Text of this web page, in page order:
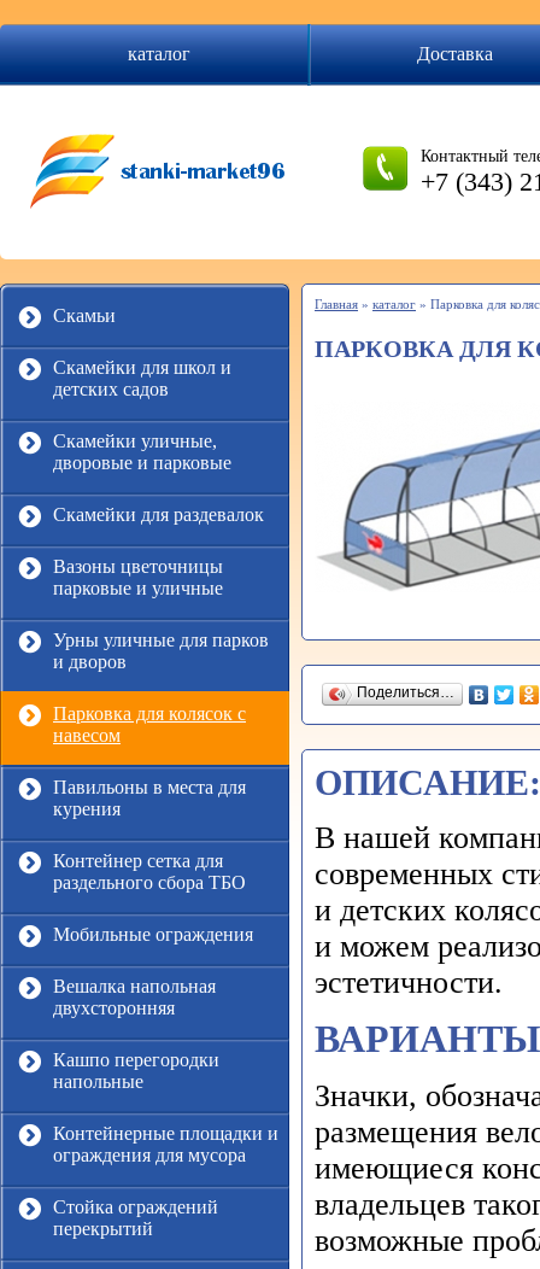
каталог Доставка
Контактный
+7 (343)
Скамьи
Скамейки для школ и
детских садов
Скамейки уличные,
дворовые и парковые
Скамейки для раздевалок
Вазоны цветочницы
парковые и уличные
Урны уличные для парков
и дворов
Парковка для колясок с
навесом
Павильоны в места для
курения
Контейнер сетка для
раздельного сбора ТБО
Мобильные ограждения
Вешалка напольная
двухсторонняя
Кашпо перегородки
напольные
Контейнерные площадки и
ограждения для мусора
Стойка ограждений
перекрытий
Главная » каталог » Парковка для
ПАРКОВКА ДЛЯ
Поделиться…
ОПИСАНИЕ:
В нашей
современных
и детских
и можем
эстетичности.
Значки,
размещения
имеющиеся
владельцев
возможные